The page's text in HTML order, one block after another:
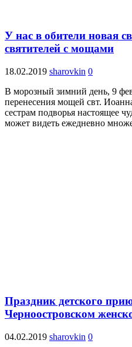
У нас в обители новая
святителей с мощами
18.02.2019 sharovkin 0
В морозный зимний день, 9
перенесения мощей свт.
сестрам подворья настоящее
может видеть ежедневно
Праздник детского
Черноостровском
04.02.2019 sharovkin 0